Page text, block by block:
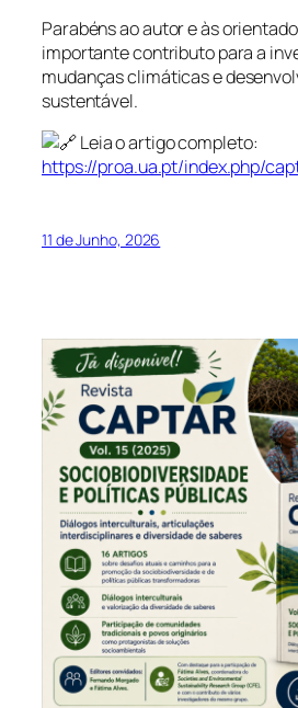
Parabéns ao autor e às
importante contributo para a
mudanças climáticas e
sustentável.
Leia o artigo completo:
https://proa.ua.pt/index.php/
11 de Junho, 2026